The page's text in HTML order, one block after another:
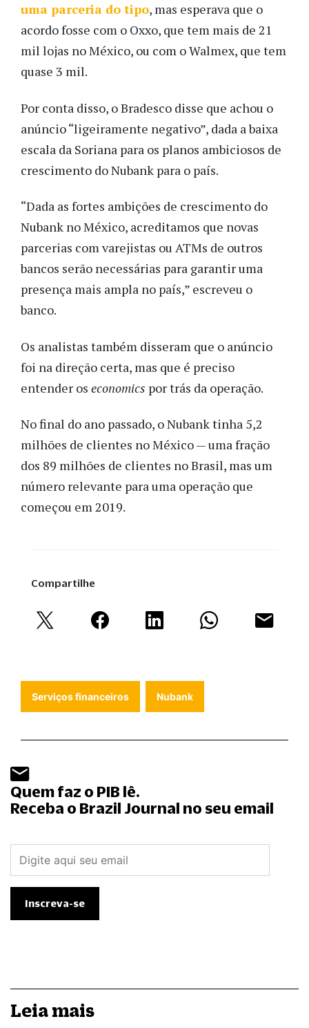
uma parceria do tipo, mas esperava que o
acordo fosse com o Oxxo, que tem mais de 21
mil lojas no México, ou com o Walmex, que tem
quase 3 mil.
Por conta disso, o Bradesco disse que achou o
anúncio “ligeiramente negativo”, dada a baixa
escala da Soriana para os planos ambiciosos de
crescimento do Nubank para o país.
“Dada as fortes ambições de crescimento do
Nubank no México, acreditamos que novas
parcerias com varejistas ou ATMs de outros
bancos serão necessárias para garantir uma
presença mais ampla no país,” escreveu o
banco.
Os analistas também disseram que o anúncio
foi na direção certa, mas que é preciso
entender os economics por trás da operação.
No final do ano passado, o Nubank tinha 5,2
milhões de clientes no México — uma fração
dos 89 milhões de clientes no Brasil, mas um
número relevante para uma operação que
começou em 2019.
Compartilhe
Serviços financeiros Nubank
Quem faz o PIB lê.
Receba o Brazil Journal no seu email
Leia mais